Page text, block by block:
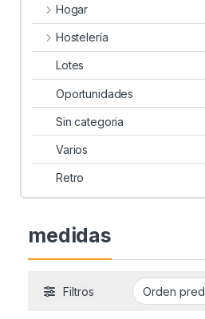
Hogar
Hostelería
Lotes
Oportunidades
Sin categoria
Varios
Retro
medidas
Filtros